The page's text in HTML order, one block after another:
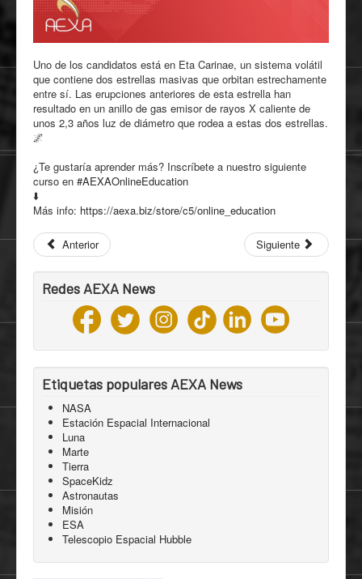
Uno de los candidatos está en Eta Carinae, un sistema volátil
que contiene dos estrellas masivas que orbitan estrechamente
entre sí. Las erupciones anteriores de esta estrella han
resultado en un anillo de gas emisor de rayos X caliente de
unos 2,3 años luz de diámetro que rodea a estas dos estrellas.
🌌
¿Te gustaría aprender más? Inscríbete a nuestro siguiente
curso en #AEXAOnlineEducation
⬇️
Más info: https://aexa.biz/store/c5/online_education
Anterior Siguiente
Redes AEXA News
Etiquetas populares AEXA News
NASA
Estación Espacial Internacional
Luna
Marte
Tierra
SpaceKidz
Astronautas
Misión
ESA
Telescopio Espacial Hubble